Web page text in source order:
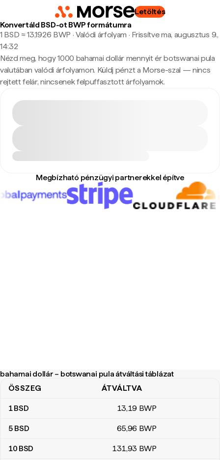
Letöltés
Konvertáld BSD-ot BWP formátumra
1 BSD ≈ 13,1926 BWP · Valódi árfolyam · Frissítve ma, augusztus 9.,
14:32
Nézd meg, hogy 1000 bahamai dollár mennyit ér botswanai pula
valutában valódi árfolyamon. Küldj pénzt a Morse-szal — nincs
rejtett felár, nincsenek felpuffasztott árfolyamok.
Megbízható pénzügyi partnerekkel építve
bahamai dollár – botswanai pula átváltási táblázat
bahamai dollár – botswanai pula átváltási táblázat
ÖSSZEG ÁTVÁLTVA
1BSD 13,19 BWP
5 BSD 65,96 BWP
10 BSD 131,93 BWP